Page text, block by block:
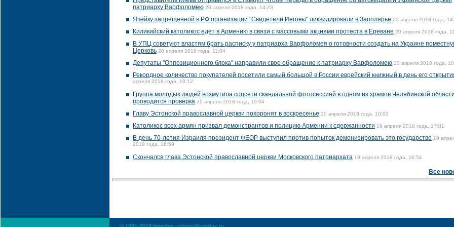
патриарху Варфоломею 20 апреля 2018 года, 14:23
Ячейку запрещенной в РФ организации "Свидетели Иеговы" ликвидировали в Заполярье 20 апреля 2018 года,
Киликийский католикос едет в Армению в связи с массовыми акциями протеста в Ереване 20 апреля 2018 года,
В УПЦ советуют властям брать расписку у патриарха Варфоломея о готовности создать на Украине
Церковь 20 апреля 2018 года, 11:04
Депутаты "Оппозиционного блока" направили свое обращение к патриарху Варфоломею 20 апреля 2018 года,
Рекордное количество покупателей посетили самый большой в России еврейский книжный в день его
апреля 2018 года, 10:12
Группа молодых людей возмутила соцсети скандальной фотосессией в одном из храмов Челябинской
проводится проверка 20 апреля 2018 года, 10:04
Главу Эстонской православной церкви похоронят в воскресенье 20 апреля 2018 года, 10:00
Католикос всех армян призвал демонстрантов и полицию Армении к сдержанности 19 апреля 2018 года, 17:01
В день 70-летия Израиля президент ФЕОР выступил против попыток демонизировать это государство 19
2018 года, 16:59
Скончался глава Эстонской православной церкви Московского патриархата 19 апреля 2018 года, 16:54
Все